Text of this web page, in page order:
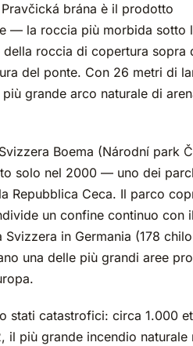
brána è il prodotto
— la roccia più morbida sotto
roccia di copertura sopra
del ponte. Con 26 metri di
grande arco naturale di
Boema (Národní park
solo nel 2000 — uno dei
Repubblica Ceca. Il parco
un confine continuo con
Svizzera in Germania (178
una delle più grandi aree
stati catastrofici: circa 1.000
il più grande incendio naturale